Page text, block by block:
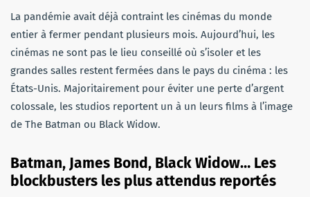
La pandémie avait déjà contraint les cinémas du monde
entier à fermer pendant plusieurs mois. Aujourd’hui, les
cinémas ne sont pas le lieu conseillé où s’isoler et les
grandes salles restent fermées dans le pays du cinéma : les
États-Unis. Majoritairement pour éviter une perte d’argent
colossale, les studios reportent un à un leurs films à l’image
de The Batman ou Black Widow.
Batman, James Bond, Black Widow… Les
blockbusters les plus attendus reportés